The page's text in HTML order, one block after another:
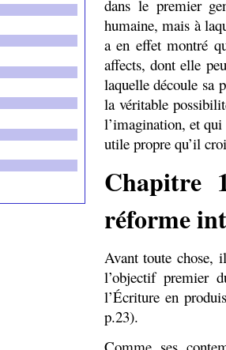
dans le premier
humaine, mais à
a en effet montré
affects, dont elle
laquelle découle sa
la véritable
l’imagination, et qui
utile propre qu’il
Chapitre
réforme
Avant toute chose,
l’objectif premier
l’Écriture en
p.23).